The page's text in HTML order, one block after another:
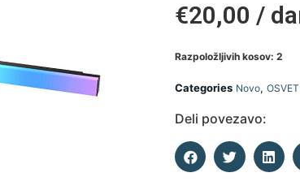
€20,00 /
Razpoložljivih kosov: 2
Categories Novo,
Deli povezavo: